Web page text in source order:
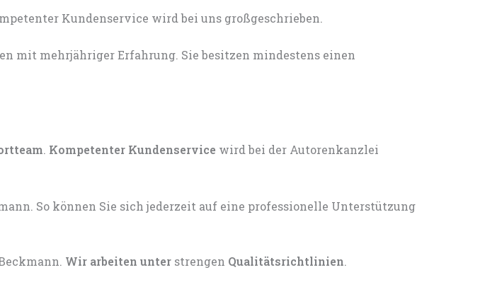
mit mehrjähriger Erfahrung. Sie besitzen mindestens einen
. Kompetenter Kundenservice wird bei der Autorenkanzlei
Wir arbeiten unter strengen Qualitätsrichtlinien.